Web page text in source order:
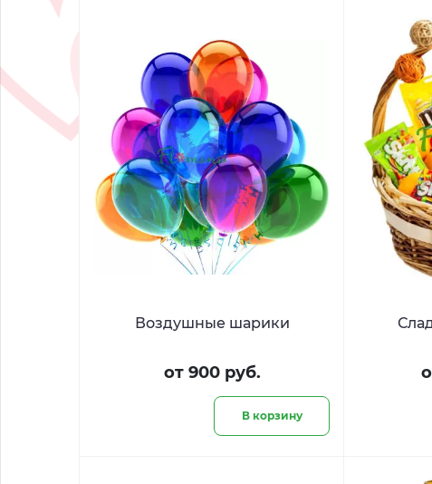
Воздушные шарики
от 900 руб.
В корзину